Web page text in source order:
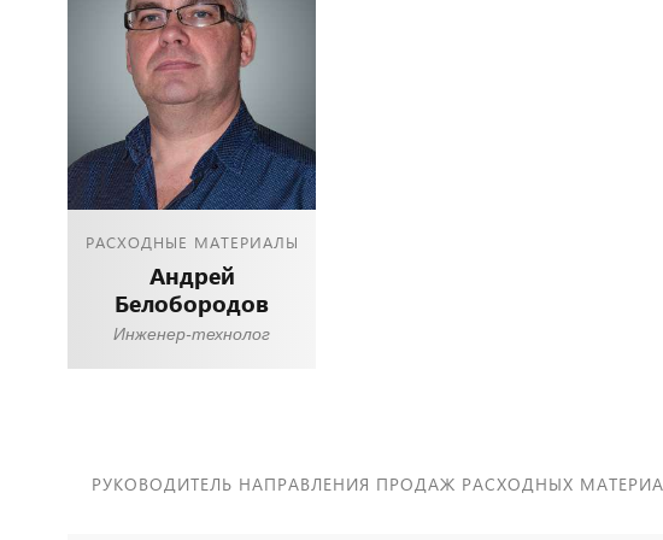
РАСХОДНЫЕ МАТЕРИАЛЫ
Андрей
Белобородов
Инженер-технолог
РУКОВОДИТЕЛЬ НАПРАВЛЕНИЯ ПРОДАЖ РАСХОДНЫХ